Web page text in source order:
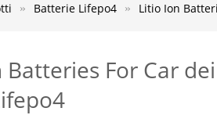
Batterie Lifepo4 Litio Ion
Batteries For Car